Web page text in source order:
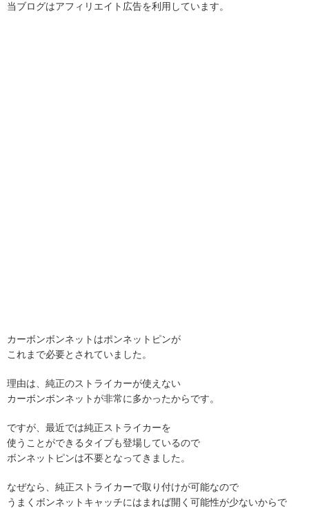
当ブログはアフィリエイト広告を利用しています。
カーボンボンネットはポンネットピンが
これまで必要とされていました。
理由は、純正のストライカーが使えない
カーボンボンネットが非常に多かったからです。
ですが、最近では純正ストライカーを
使うことができるタイプも登場しているので
ボンネットピンは不要となってきました。
なぜなら、純正ストライカーで取り付けが可能なので
うまくボンネットキャッチにはまれば開く可能性が少ないからで